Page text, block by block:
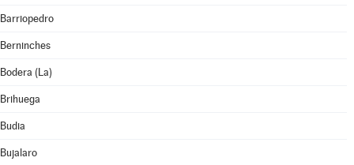
Barriopedro
Berninches
Bodera (La)
Brihuega
Budia
Bujalaro